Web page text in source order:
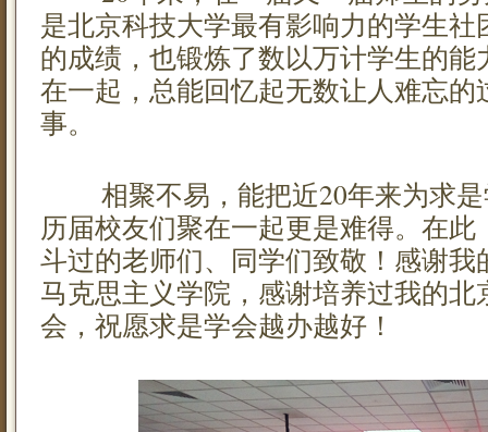
是北京科技大学最有影响力的学生
的成绩，也锻炼了数以万计学生的
在一起，总能回忆起无数让人难忘
事。
相聚不易，能把近20年来为求是
历届校友们聚在一起更是难得。在
斗过的老师们、同学们致敬！感谢
马克思主义学院，感谢培养过我的北
会，祝愿求是学会越办越好！